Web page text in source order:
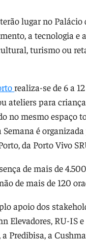
lugar no
a tecnologia e
turismo ou
realiza-se de 6 a
ateliers para
no mesmo espaço
é
da Porto Vivo
de mais de
de mais de 120
apoio dos
Elevadores, RU-IS
Predibisa, a